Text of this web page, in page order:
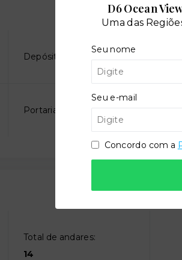
Depósito
Portaria
Total de andares:
14
D6 Ocean
Uma das
Seu nome
Seu e-mail
Concordo com a